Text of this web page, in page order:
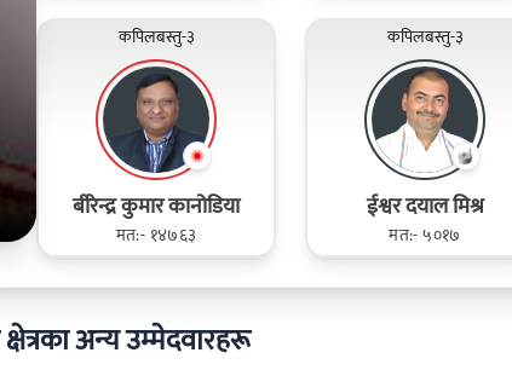
कपिलबस्तु-३
बीरेन्द्र कुमार कानोडिया
मत:- १४७६३
कपिलबस्तु-३
ईश्वर दयाल मिश्र
मत:- ५०१७
अन्य उम्मेदवारहरू